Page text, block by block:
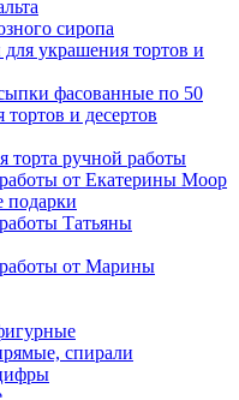
сиропа
украшения тортов и
фасованные по 50
и десертов
торта ручной работы
от Екатерины Моор
подарки
Татьяны
от Марины
спирали